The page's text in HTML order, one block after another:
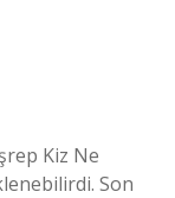
Kiz Ne
Son